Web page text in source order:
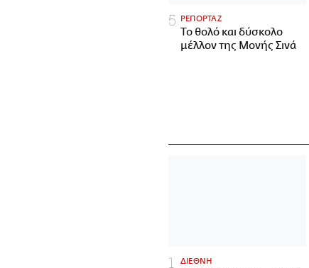
ΡΕΠΟΡΤΑΖ
Το θολό και δύσκολο
μέλλον της Μονής Σινά
ΔΙΕΘΝΗ